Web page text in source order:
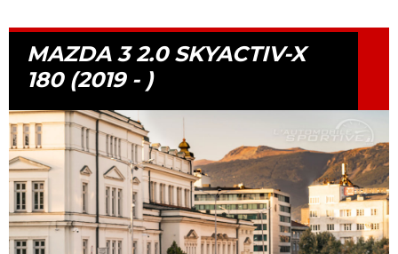
MAZDA 3 2.0 SKYACTIV-X
180 (2019 - )